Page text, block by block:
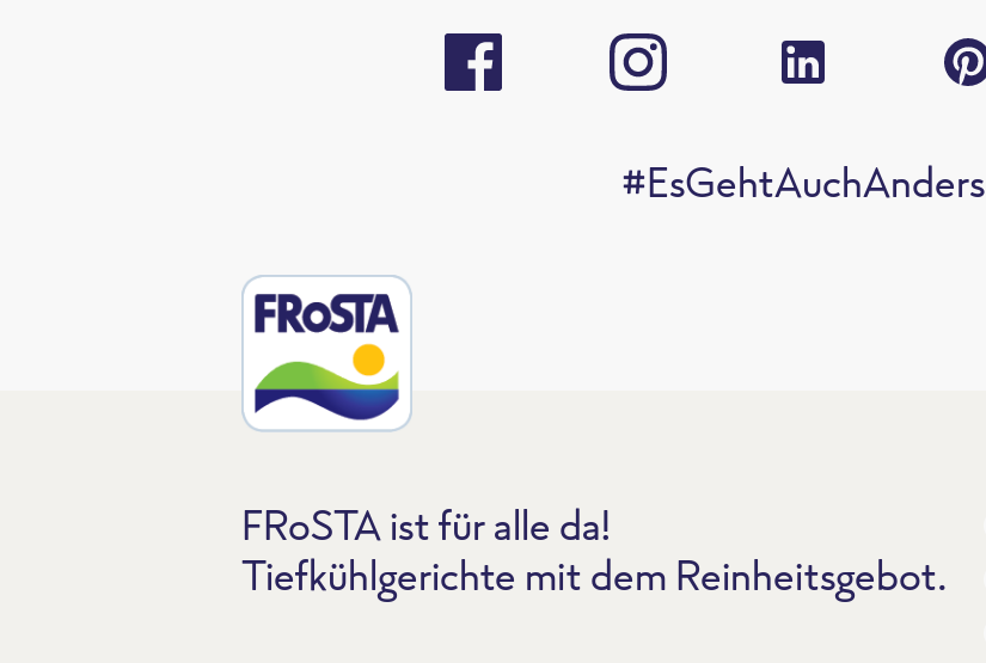
#EsGehtAuchAnders
FRoSTA ist für alle da!
Tiefkühlgerichte mit dem Reinheitsgebot.